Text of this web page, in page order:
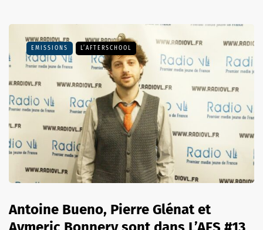
EMISSIONS L’AFTERSCHOOL
Antoine Bueno, Pierre Glénat et